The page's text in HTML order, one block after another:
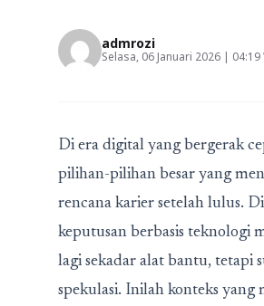
admrozi
Selasa, 06 Januari 2026 | 04:19
Di era digital yang bergerak
pilihan-pilihan besar yang
rencana karier setelah lulus.
keputusan berbasis teknologi
lagi sekadar alat bantu, tetapi
spekulasi. Inilah konteks